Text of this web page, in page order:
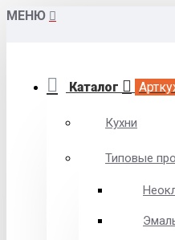
МЕНЮ
Каталог
Кухни
Типовые